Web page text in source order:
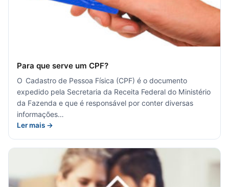
Para que serve um CPF?
O Cadastro de Pessoa Física (CPF) é o documento
expedido pela Secretaria da Receita Federal do Ministério
da Fazenda e que é responsável por conter diversas
informações…
Ler mais →